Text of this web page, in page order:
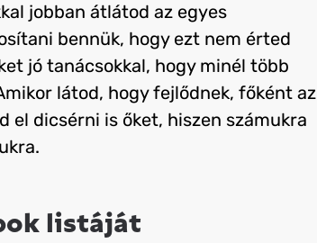
jobban átlátod az egyes
bennük, hogy ezt nem érted
jó tanácsokkal, hogy minél több
látod, hogy fejlődnek, főként az
el dicsérni is őket, hiszen számukra
listáját